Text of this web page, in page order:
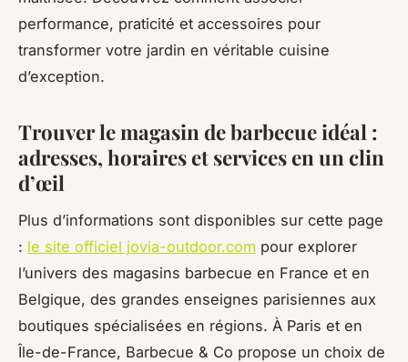
performance, praticité et accessoires pour
transformer votre jardin en véritable cuisine
d’exception.
Trouver le magasin de barbecue idéal :
adresses, horaires et services en un clin
d’œil
Plus d’informations sont disponibles sur cette page
: le site officiel jovia-outdoor.com pour explorer
l’univers des magasins barbecue en France et en
Belgique, des grandes enseignes parisiennes aux
boutiques spécialisées en régions. À Paris et en
Île-de-France, Barbecue & Co propose un choix de